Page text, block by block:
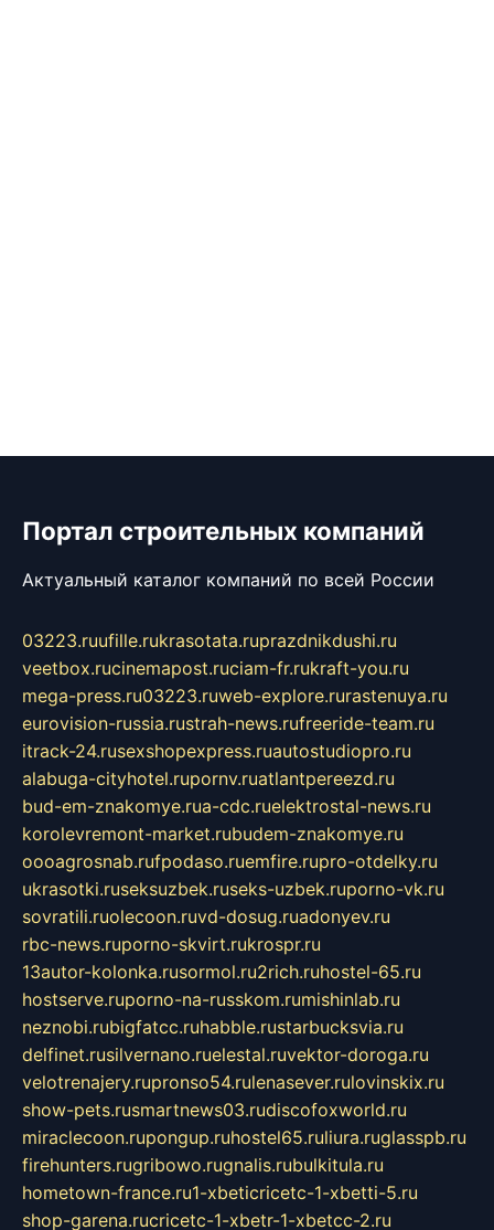
Портал строительных компаний
Актуальный каталог компаний по всей России
03223.ruufille.rukrasotata.ruprazdnikdushi.ru
veetbox.rucinemapost.ruciam-fr.rukraft-you.ru
mega-press.ru03223.ruweb-explore.rurastenuya.ru
eurovision-russia.rustrah-news.rufreeride-team.ru
itrack-24.rusexshopexpress.ruautostudiopro.ru
alabuga-cityhotel.rupornv.ruatlantpereezd.ru
bud-em-znakomye.rua-cdc.ruelektrostal-news.ru
korolevremont-market.rubudem-znakomye.ru
oooagrosnab.rufpodaso.ruemfire.rupro-otdelky.ru
ukrasotki.ruseksuzbek.ruseks-uzbek.ruporno-vk.ru
sovratili.ruolecoon.ruvd-dosug.ruadonyev.ru
rbc-news.ruporno-skvirt.rukrospr.ru
13autor-kolonka.rusormol.ru2rich.ruhostel-65.ru
hostserve.ruporno-na-russkom.rumishinlab.ru
neznobi.rubigfatcc.ruhabble.rustarbucksvia.ru
delfinet.rusilvernano.ruelestal.ruvektor-doroga.ru
velotrenajery.rupronso54.rulenasever.rulovinskix.ru
show-pets.rusmartnews03.rudiscofoxworld.ru
miraclecoon.rupongup.ruhostel65.ruliura.ruglasspb.ru
firehunters.rugribowo.rugnalis.rubulkitula.ru
hometown-france.ru1-xbeticricetc-1-xbetti-5.ru
shop-garena.rucricetc-1-xbetr-1-xbetcc-2.ru